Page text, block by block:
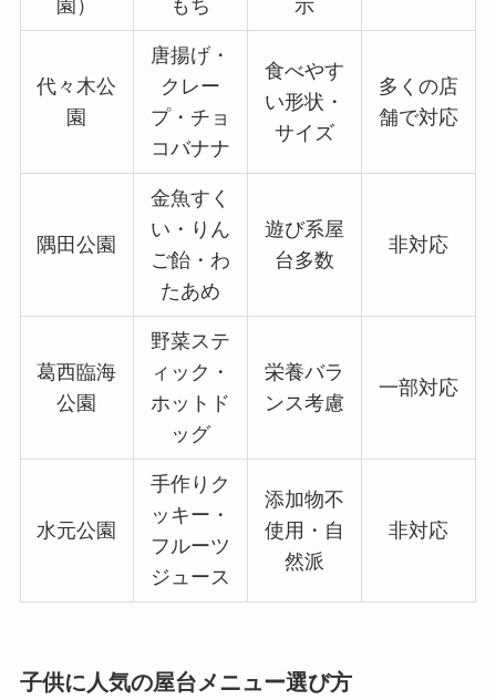
園） もち 示
代々木公
園
唐揚げ・
クレー
プ・チョ
コバナナ
食べやす
い形状・
サイズ
多くの店
舗で対応
隅田公園
金魚すく
い・りん
ご飴・わ
たあめ
遊び系屋
台多数
非対応
葛西臨海
公園
野菜ステ
ィック・
ホットド
ッグ
栄養バラ
ンス考慮
一部対応
水元公園
手作りク
ッキー・
フルーツ
ジュース
添加物不
使用・自
然派
非対応
子供に人気の屋台メニュー選び方